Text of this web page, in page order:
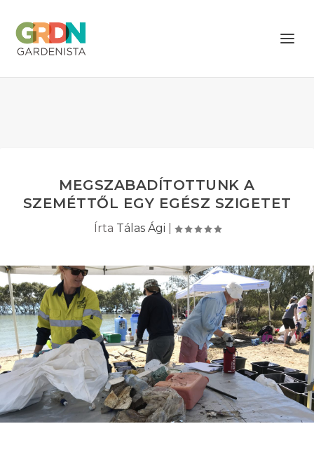
MEGSZABADÍTOTTUNK A
SZEMÉTTŐL EGY EGÉSZ SZIGETET
Írta Tálas Ági